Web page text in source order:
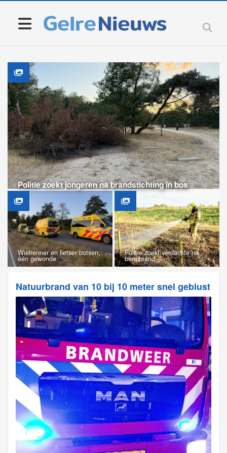
Politie zoekt jongeren na brandstichting in bos
Wielrenner en fietser botsen,
één gewonde
Politie zoekt verdachte na
bermbrand
Natuurbrand van 10 bij 10 meter snel geblust